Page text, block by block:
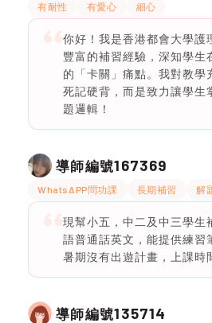
有耐性 有愛心 細心
你好！我是香港都會大學護
豐富的補習經驗，深知學生
的「卡關」痛點。我對教學
死記硬背，而是致力讓學生
題邏輯！
導師編號167369
WhatsAPP問功課 長期補習 解
現幫小五，中二及中三學生
語普通話英文，能提供練習
暑期沒有出遊計畫，上課時
導師編號135714